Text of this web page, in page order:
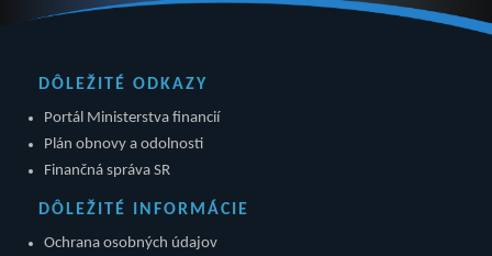
DÔLEŽITÉ ODKAZY
Portál Ministerstva financií
Plán obnovy a odolnosti
Finančná správa SR
DÔLEŽITÉ INFORMÁCIE
Ochrana osobných údajov